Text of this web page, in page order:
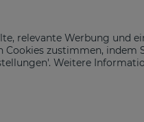
relevante Werbung und
Cookies zustimmen, indem
Weitere